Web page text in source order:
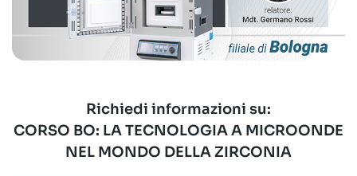
Richiedi informazioni su:
CORSO BO: LA TECNOLOGIA A MICROONDE
NEL MONDO DELLA ZIRCONIA